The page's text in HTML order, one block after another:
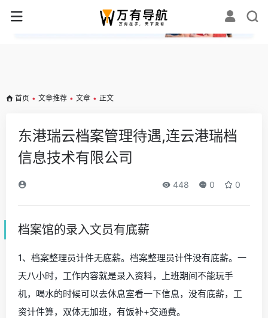
✕
首页 • 文章推荐 • 文章 • 正文
东港瑞云档案管理待遇,连云港瑞档
信息技术有限公司
448 0 0
档案馆的录入文员有底薪
1、档案整理员计件无底薪。档案整理员计件没有底薪。一
天八小时，工作内容就是录入资料，上班期间不能玩手
机，喝水的时候可以去休息室看一下信息，没有底薪，工
资计件算，双体无加班，有饭补+交通费。